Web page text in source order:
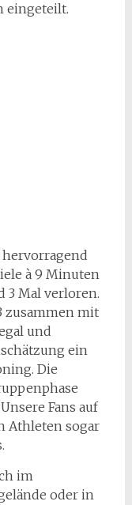
eingeteilt.
hervorragend
à 9 Minuten
3 Mal verloren.
zusammen mit
und
ein
Die
Fans auf
Athleten sogar
im
oder in